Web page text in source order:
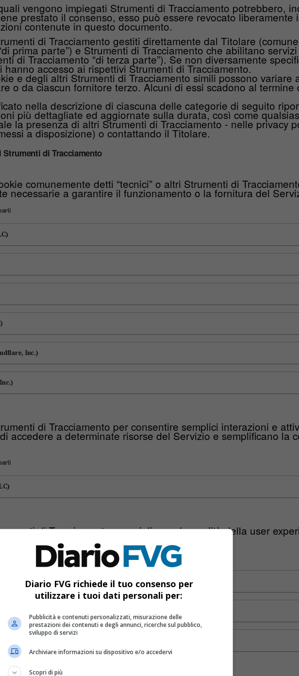
vengono impiegati Strumenti di Tracciamento potrebbero,
prestato il consenso, esso può essere revocato liberamente
contenute in questo documento.
di Tracciamento gestiti direttamente dal Titolare
prima parte”) e Strumenti di Tracciamento che abilitano
di Tracciamento “di terza parte”). Se non diversamente
accesso ai rispettivi Strumenti di Tracciamento.
e degli altri Strumenti di Tracciamento simili possono variare
o da ciascun fornitore terzo. Alcuni di essi scadono al termine
nella descrizione di ciascuna delle categorie di seguito
più dettagliate ed aggiornate sulla durata, così come
la presenza di altri Strumenti di Tracciamento - nelle privacy
a disposizione) o contattando il Titolare.
di Tracciamento
comunemente detti “tecnici” o altri Strumenti di
necessarie a garantire il funzionamento o la fornitura del
Inc.)
di Tracciamento per consentire semplici interazioni e
accedere a determinate risorse del Servizio e semplificano la
di Tracciamento per migliorare la qualità della user
network e piattaforme esterni.
Inc.)Diario FVG richiede il tuo consenso per
utilizzare i tuoi dati personali per:
Pubblicità e contenuti personalizzati, misurazione delle
prestazioni dei contenuti e degli annunci, ricerche sul pubblico,
sviluppo di servizi
Archiviare informazioni su dispositivo e/o accedervi
Scopri di più